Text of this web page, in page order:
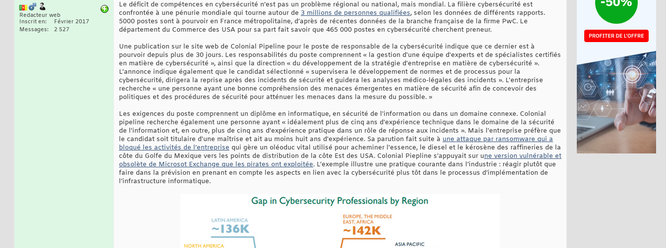
Redacteur web
Inscrit en
Février 2017
Messages
2 527
Le déficit de compétences en cybersécurité n’est pas un problème régional ou national, mais mondial. La filière cybersécurité est
confrontée à une pénurie mondiale qui tourne autour de 3 millions de personnes qualifiées, selon les données de différents rapports.
5000 postes sont à pourvoir en France métropolitaine, d’après de récentes données de la branche française de la firme PwC. Le
département du Commerce des USA pour sa part fait savoir que 465 000 postes en cybersécurité cherchent preneur.
Une publication sur le site web de Colonial Pipeline pour le poste de responsable de la cybersécurité indique que ce dernier est à
pourvoir depuis plus de 30 jours. Les responsabilités du poste comprennent « la gestion d'une équipe d'experts et de spécialistes certifiés
en matière de cybersécurité », ainsi que la direction « du développement de la stratégie d'entreprise en matière de cybersécurité ».
L'annonce indique également que le candidat sélectionné « supervisera le développement de normes et de processus pour la
cybersécurité, dirigera la reprise après des incidents de sécurité et guidera les analyses médico-légales des incidents ». L'entreprise
recherche « une personne ayant une bonne compréhension des menaces émergentes en matière de sécurité afin de concevoir des
politiques et des procédures de sécurité pour atténuer les menaces dans la mesure du possible. »
Les exigences du poste comprennent un diplôme en informatique, en sécurité de l'information ou dans un domaine connexe. Colonial
pipeline recherche également une personne ayant « idéalement plus de cinq ans d'expérience technique dans le domaine de la sécurité
de l'information et, en outre, plus de cinq ans d'expérience pratique dans un rôle de réponse aux incidents ». Mais l'entreprise préfère que
le candidat soit titulaire d'une maîtrise et ait au moins huit ans d'expérience. Sa parution fait suite à une attaque par ransomware qui a
bloqué les activités de l’entreprise qui gère un oléoduc vital utilisé pour acheminer l'essence, le diesel et le kérosène des raffineries de la
côte du Golfe du Mexique vers les points de distribution de la côte Est des USA. Colonial Piepline s’appuyait sur une version vulnérable et
obsolète de Microsot Exchange que les pirates ont exploitée. L’exemple illustre une pratique courante dans l’industrie : réagir plutôt que
faire dans la prévision en prenant en compte les aspects en lien avec la cybersécurité plus tôt dans le processus d’implémentation de
l’infrastructure informatique.